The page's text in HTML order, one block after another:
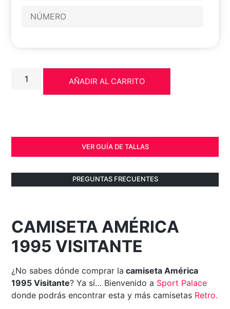
AÑADIR AL CARRITO
VER GUÍA DE TALLAS
PREGUNTAS FRECUENTES
CAMISETA AMÉRICA
1995 VISITANTE
¿No sabes dónde comprar la camiseta América
1995 Visitante? Ya sí… Bienvenido a Sport Palace
donde podrás encontrar esta y más camisetas Retro.